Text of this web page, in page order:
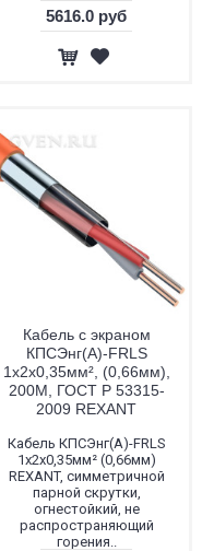
5616.0 руб
Кабель с экраном
КПСЭнг(А)-FRLS
1x2x0,35мм², (0,66мм),
200М, ГОСТ Р 53315-
2009 REXANT
Кабель КПСЭнг(А)-FRLS
1x2x0,35мм² (0,66мм)
REXANT, симметричной
парной скрутки,
огнестойкий, не
распространяющий
горения..